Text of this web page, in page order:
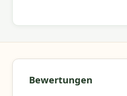
wählen
Bewertungen